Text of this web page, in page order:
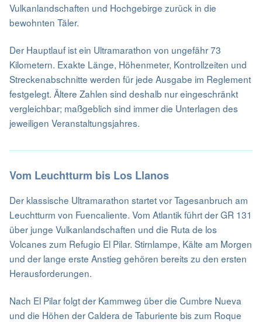
Vulkanlandschaften und Hochgebirge zurück in die
bewohnten Täler.
Der Hauptlauf ist ein Ultramarathon von ungefähr 73
Kilometern. Exakte Länge, Höhenmeter, Kontrollzeiten und
Streckenabschnitte werden für jede Ausgabe im Reglement
festgelegt. Ältere Zahlen sind deshalb nur eingeschränkt
vergleichbar; maßgeblich sind immer die Unterlagen des
jeweiligen Veranstaltungsjahres.
Vom Leuchtturm bis Los Llanos
Der klassische Ultramarathon startet vor Tagesanbruch am
Leuchtturm von Fuencaliente. Vom Atlantik führt der GR 131
über junge Vulkanlandschaften und die Ruta de los
Volcanes zum Refugio El Pilar. Stirnlampe, Kälte am Morgen
und der lange erste Anstieg gehören bereits zu den ersten
Herausforderungen.
Nach El Pilar folgt der Kammweg über die Cumbre Nueva
und die Höhen der Caldera de Taburiente bis zum Roque